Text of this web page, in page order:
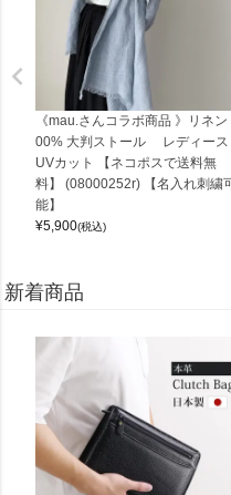
《mau.さんコラボ商品 》リネン
00% 大判ストール レディース
UVカット 【ネコポスで送料無
料】 (08000252r) 【名入れ刺繍
能】
¥5,900(税込)
新着商品